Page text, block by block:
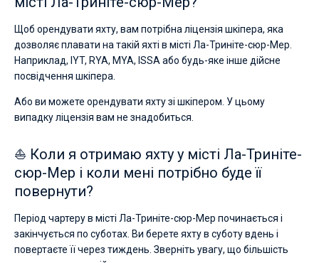
Щоб орендувати яхту, вам потрібна ліцензія шкіпера, яка
дозволяє плавати на такій яхті в місті Ла-Триніте-сюр-Мер.
Наприклад, IYT, RYA, MYA, ISSA або будь-яке інше дійсне
посвідчення шкіпера.
Або ви можете орендувати яхту зі шкіпером. У цьому
випадку ліцензія вам не знадобиться.
⛵ Коли я отримаю яхту у місті Ла-Триніте-
сюр-Мер і коли мені потрібно буде її
повернути?
Період чартеру в місті Ла-Триніте-сюр-Мер починається і
закінчується по суботах. Ви берете яхту в суботу вдень і
повертаєте її через тиждень. Зверніть увагу, що більшість